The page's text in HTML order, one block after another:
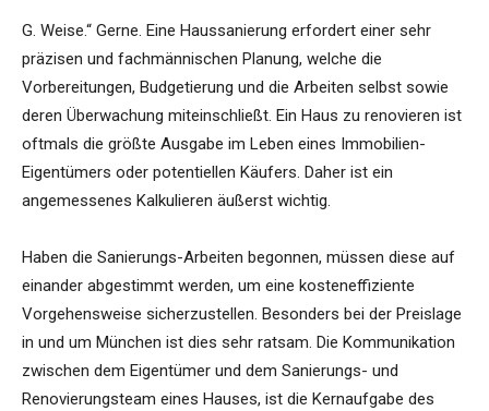
G. Weise.“ Gerne. Eine Haussanierung erfordert einer sehr
präzisen und fachmännischen Planung, welche die
Vorbereitungen, Budgetierung und die Arbeiten selbst sowie
deren Überwachung miteinschließt. Ein Haus zu renovieren ist
oftmals die größte Ausgabe im Leben eines Immobilien-
Eigentümers oder potentiellen Käufers. Daher ist ein
angemessenes Kalkulieren äußerst wichtig.
Haben die Sanierungs-Arbeiten begonnen, müssen diese auf
einander abgestimmt werden, um eine kosteneffiziente
Vorgehensweise sicherzustellen. Besonders bei der Preislage
in und um München ist dies sehr ratsam. Die Kommunikation
zwischen dem Eigentümer und dem Sanierungs- und
Renovierungsteam eines Hauses, ist die Kernaufgabe des